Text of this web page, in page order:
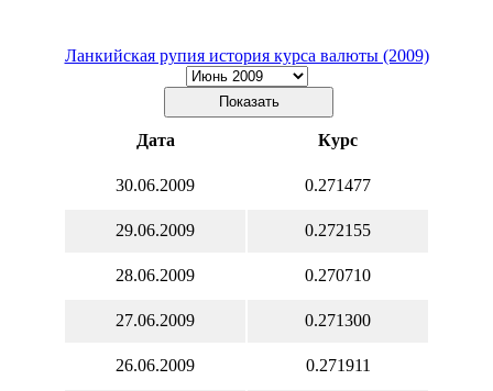
Ланкийская рупия история курса валюты (2009)
Дата Курс
30.06.2009 0.271477
29.06.2009 0.272155
28.06.2009 0.270710
27.06.2009 0.271300
26.06.2009 0.271911